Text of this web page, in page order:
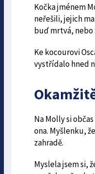
Kočka jménem
neřešili, jejich
buď mrtvá, nebo
Ke kocourovi
vystřídalo hned
Na Molly si
ona. Myšlenku,
zahradě.
Myslela jsem si,